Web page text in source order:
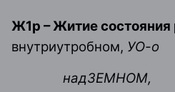
Ж1р – Житие состояния
внутриутробном, УО-о
надЗЕМНОМ,